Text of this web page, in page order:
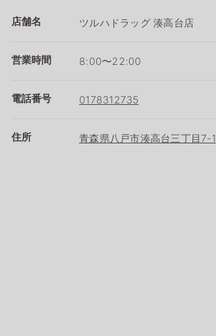
店舗名 ツルハドラッグ 湊高台店
営業時間 8:00〜22:00
電話番号 0178312735
住所 青森県八戸市湊高台三丁目7-1